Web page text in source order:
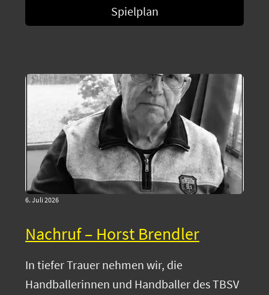
Spielplan
6. Juli 2026
Nachruf – Horst Brendler
In tiefer Trauer nehmen wir, die
Handballerinnen und Handballer des TBSV